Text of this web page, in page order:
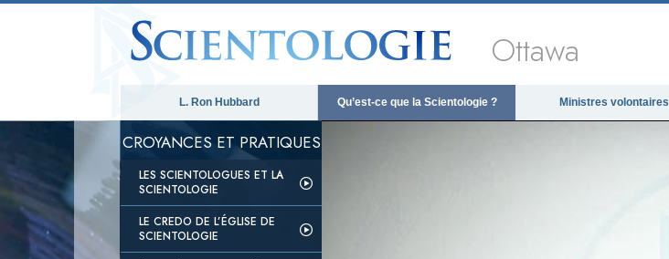
Ottawa
L. Ron Hubbard Qu’est-ce que la Scientologie ? Ministres volontaires
CROYANCES ET PRATIQUES
LES SCIENTOLOGUES ET LA
SCIENTOLOGIE
LE CREDO DE L’ÉGLISE DE
SCIENTOLOGIE